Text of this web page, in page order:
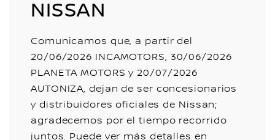
NISSAN
Comunicamos que, a partir del
20/06/2026 INCAMOTORS, 30/06/2026
PLANETA MOTORS y 20/07/2026
AUTONIZA, dejan de ser concesionarios
y distribuidores oficiales de Nissan;
agradecemos por el tiempo recorrido
juntos. Puede ver más detalles en